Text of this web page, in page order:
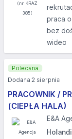
praca
bez
wideo
PRACOWNIK /
(CIEPŁA HALA)
E&A
Polecana
Dodana 2 sierpnia